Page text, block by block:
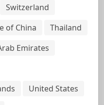
Switzerland
of China
Thailand
Emirates
United States